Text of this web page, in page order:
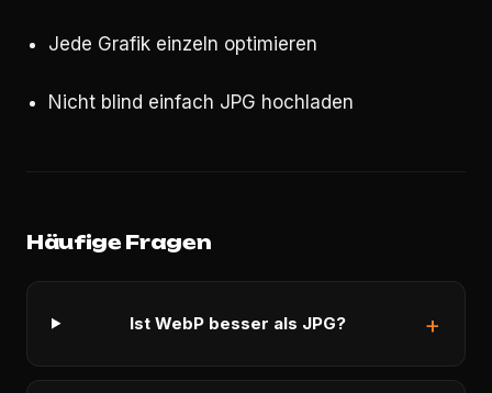
Jede Grafik einzeln optimieren
Nicht blind einfach JPG hochladen
Häufige Fragen
Ist WebP besser als JPG?